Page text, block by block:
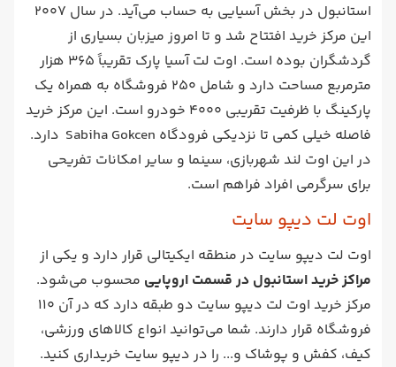
استانبول در بخش آسیایی به حساب می‌آید. در سال 2007
این مرکز خرید افتتاح شد و تا امروز میزبان بسیاری از
گردشگران بوده است. اوت لت آسیا پارک تقریباً 365 هزار
مترمربع مساحت دارد و شامل 250 فروشگاه به همراه یک
پارکینگ با ظرفیت تقریبی 4000 خودرو است. این مرکز خرید
فاصله خیلی کمی تا نزدیکی فرودگاه Sabiha Gokcen دارد.
در این اوت لند شهربازی، سینما و سایر امکانات تفریحی
برای سرگرمی افراد فراهم است.
اوت لت دیپو سایت
اوت لت دیپو سایت در منطقه ایکیتالی قرار دارد و یکی از
مراکز خرید استانبول در قسمت اروپایی محسوب می‌شود.
مرکز خرید اوت لت دیپو سایت دو طبقه دارد که در آن 110
فروشگاه قرار دارند. شما می‌توانید انواع کالاهای ورزشی،
کیف، کفش و پوشاک و... را در دیپو سایت خریداری کنید.